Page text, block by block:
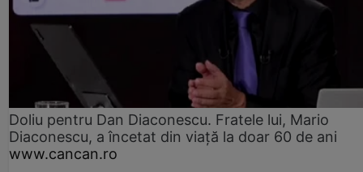
Doliu pentru Dan Diaconescu. Fratele lui, Mario
Diaconescu, a încetat din viață la doar 60 de ani
www.cancan.ro